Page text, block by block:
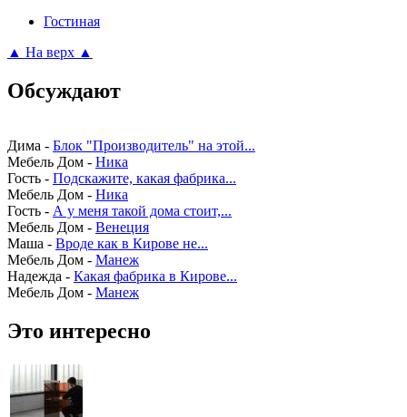
Гостиная
▲ На верх ▲
Обсуждают
Дима - Блок "Производитель" на этой...
Мебель Дом - Ника
Гость - Подскажите, какая фабрика...
Мебель Дом - Ника
Гость - А у меня такой дома стоит,...
Мебель Дом - Венеция
Маша - Вроде как в Кирове не...
Мебель Дом - Манеж
Надежда - Какая фабрика в Кирове...
Мебель Дом - Манеж
Это интересно